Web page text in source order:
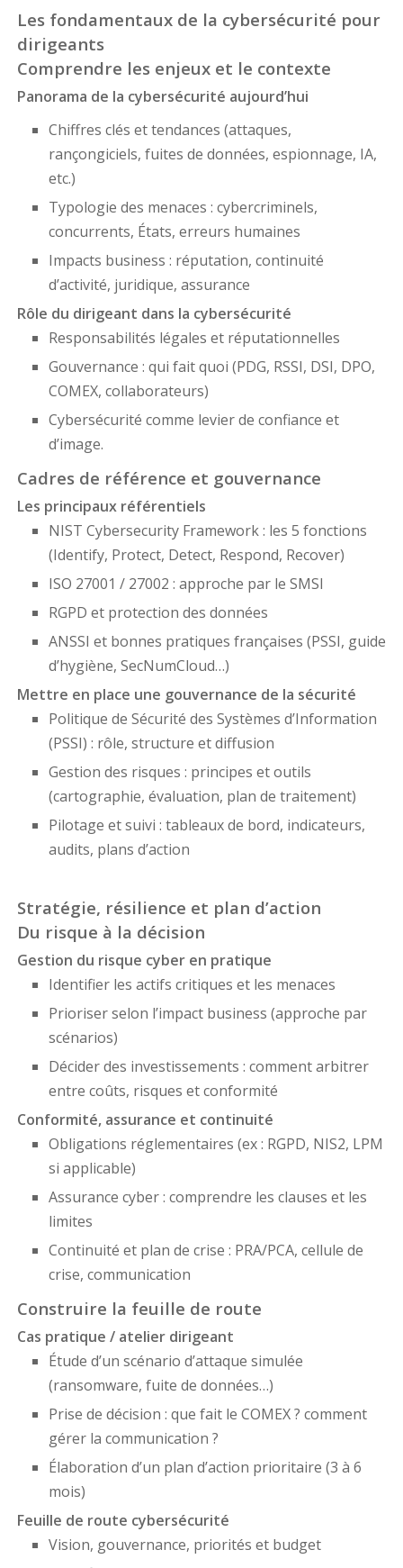
Les fondamentaux de la cybersécurité pour
dirigeants
Comprendre les enjeux et le contexte
Panorama de la cybersécurité aujourd’hui
Chiffres clés et tendances (attaques,
rançongiciels, fuites de données, espionnage, IA,
etc.)
Typologie des menaces : cybercriminels,
concurrents, États, erreurs humaines
Impacts business : réputation, continuité
d’activité, juridique, assurance
Rôle du dirigeant dans la cybersécurité
Responsabilités légales et réputationnelles
Gouvernance : qui fait quoi (PDG, RSSI, DSI, DPO,
COMEX, collaborateurs)
Cybersécurité comme levier de confiance et
d’image.
Cadres de référence et gouvernance
Les principaux référentiels
NIST Cybersecurity Framework : les 5 fonctions
(Identify, Protect, Detect, Respond, Recover)
ISO 27001 / 27002 : approche par le SMSI
RGPD et protection des données
ANSSI et bonnes pratiques françaises (PSSI, guide
d’hygiène, SecNumCloud…)
Mettre en place une gouvernance de la sécurité
Politique de Sécurité des Systèmes d’Information
(PSSI) : rôle, structure et diffusion
Gestion des risques : principes et outils
(cartographie, évaluation, plan de traitement)
Pilotage et suivi : tableaux de bord, indicateurs,
audits, plans d’action
Stratégie, résilience et plan d’action
Du risque à la décision
Gestion du risque cyber en pratique
Identifier les actifs critiques et les menaces
Prioriser selon l’impact business (approche par
scénarios)
Décider des investissements : comment arbitrer
entre coûts, risques et conformité
Conformité, assurance et continuité
Obligations réglementaires (ex : RGPD, NIS2, LPM
si applicable)
Assurance cyber : comprendre les clauses et les
limites
Continuité et plan de crise : PRA/PCA, cellule de
crise, communication
Construire la feuille de route
Cas pratique / atelier dirigeant
Étude d’un scénario d’attaque simulée
(ransomware, fuite de données…)
Prise de décision : que fait le COMEX ? comment
gérer la communication ?
Élaboration d’un plan d’action prioritaire (3 à 6
mois)
Feuille de route cybersécurité
Vision, gouvernance, priorités et budget